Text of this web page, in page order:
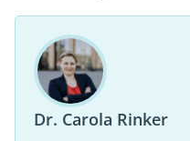
Dr. Carola Rinker